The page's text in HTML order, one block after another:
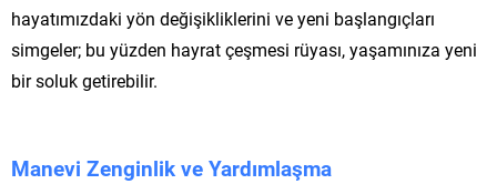
hayatımızdaki yön değişikliklerini ve yeni başlangıçları
simgeler; bu yüzden hayrat çeşmesi rüyası, yaşamınıza yeni
bir soluk getirebilir.
Manevi Zenginlik ve Yardımlaşma